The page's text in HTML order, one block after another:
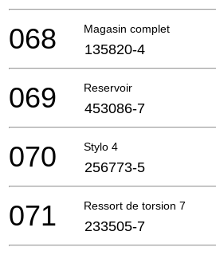
Magasin complet
068 135820-4
Reservoir
069 453086-7
Stylo 4
070 256773-5
Ressort de torsion 7
071 233505-7